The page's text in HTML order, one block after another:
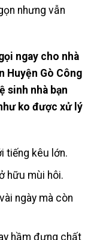
nhưng vẫn
ngay cho nhà
Huyện Gò Công
sinh nhà bạn
ko được xử lý
tiếng kêu lớn.
hữu mùi hôi.
ngày mà còn
hầm đựng chất